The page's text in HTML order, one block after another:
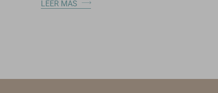
LEER MÁS